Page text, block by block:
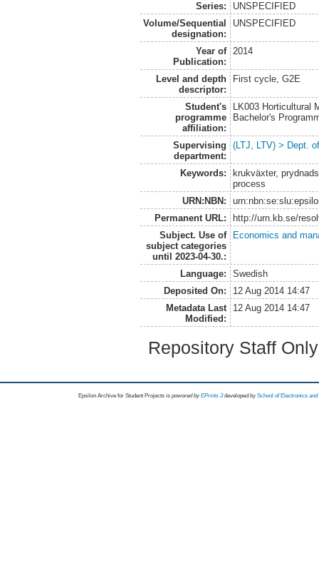
Series:
UNSPECIFIED
Volume/Sequential
designation:
UNSPECIFIED
Year of
Publication:
2014
Level and depth
descriptor:
First cycle, G2E
Student's
programme
affiliation:
LK003 Horticultural
Bachelor's
Supervising
department:
(LTJ, LTV) > Dept.
Keywords:
krukväxter,
process
URN:NBN:
Permanent URL:
http://urn.kb.se/
Subject. Use of
subject categories
until 2023-04-30.:
Economics and
Language:
Swedish
Deposited On:
12 Aug 2014 14:47
Metadata Last
Modified:
12 Aug 2014 14:47
Repository Staff
Epsilon Archive for Student Projects is powored byEPrints 3 developed by School of Electronics